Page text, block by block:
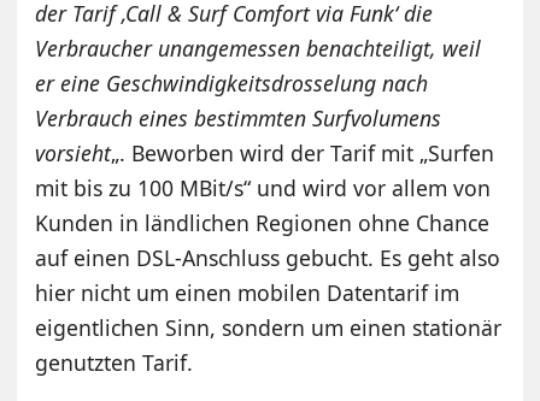
der Tarif ‚Call & Surf Comfort via Funk‘ die
Verbraucher unangemessen benachteiligt, weil
er eine Geschwindigkeitsdrosselung nach
Verbrauch eines bestimmten Surfvolumens
vorsieht„. Beworben wird der Tarif mit „Surfen
mit bis zu 100 MBit/s“ und wird vor allem von
Kunden in ländlichen Regionen ohne Chance
auf einen DSL-Anschluss gebucht. Es geht also
hier nicht um einen mobilen Datentarif im
eigentlichen Sinn, sondern um einen stationär
genutzten Tarif.